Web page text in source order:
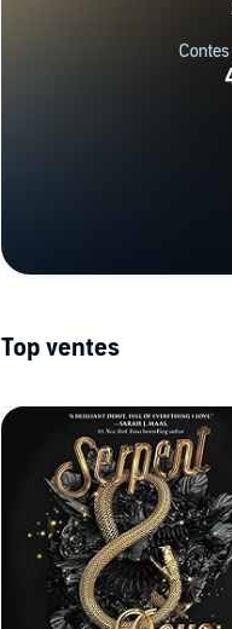
Top ventes